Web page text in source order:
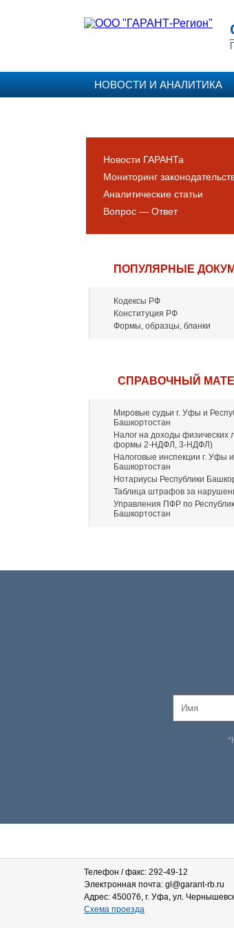
НОВОСТИ И АНАЛИТИКА
Новости ГАРАНТа
Мониторинг
Аналитические статьи
Вопрос — Ответ
ПОПУЛЯРНЫЕ
Кодексы РФ
Конституция РФ
Формы, образцы, бланки
СПРАВОЧНЫЙ
Мировые судьи г. Уфы и
Башкортостан
Налог на доходы физических
формы 2-НДФЛ, 3-НДФЛ)
Налоговые инспекции г. Уфы
Башкортостан
Нотариусы Республики
Таблица штрафов за
Управления ПФР по
Башкортостан
Телефон / факс: 292-49-12
Электронная почта: gl@garant-rb.ru
Адрес: 450076, г. Уфа, ул.
Схема проезда